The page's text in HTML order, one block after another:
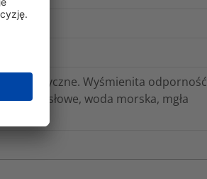
Wyśmienita odporność
woda morska, mgła